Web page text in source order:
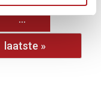
…
laatste »